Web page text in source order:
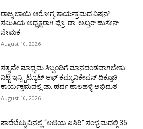
ರಾಜ್ಯ ಬಾಯಿ ಆರೋಗ್ಯ ಕಾರ್ಯಕ್ರಮದ ವಿಷನ್
ಸಮಿತಿಯ ಅಧ್ಯಕ್ಷರಾಗಿ ಪ್ರೊ. ಡಾ. ಅಖ್ತರ್ ಹುಸೇನ್
ನೇಮಕ
August 10, 2026
ಸತ್ಯವೇ ಮಾಧ್ಯಮ ಸಿಬ್ಬಂದಿಗೆ ಮಾನದಂಡವಾಗಬೇಕು:
ನಿಟ್ಟೆ ಇನ್ಸ್ಟಿಟ್ಯೂಟ್ ಆಫ್ ಕಮ್ಯುನಿಕೇಷನ್ ದಿಕ್ಸೂಚಿ
ಕಾರ್ಯಕ್ರಮದಲ್ಲಿ ಡಾ. ಹರ್ಷ ಹಾಲಹಳ್ಳಿ ಅಭಿಮತ
August 10, 2026
ಪಾದೆಬೆಟ್ಟುವಿನಲ್ಲಿ “ಆಟಿಯ ಐಸಿರಿ’’ ಸಂಭ್ರಮದಲ್ಲಿ 35